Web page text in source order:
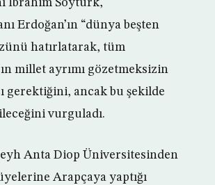
İbrahim Soytürk,
Erdoğan’ın “dünya beşten
hatırlatarak, tüm
millet ayrımı gözetmeksizin
gerektiğini, ancak bu şekilde
vurguladı.
Anta Diop Üniversitesinden
Arapçaya yaptığı